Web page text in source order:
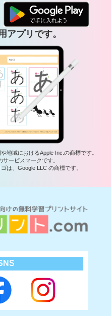
アプリです。
地域におけるApple Inc.の商標です。
ービスマークです。
は、Google LLC の商標です。